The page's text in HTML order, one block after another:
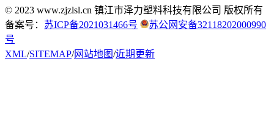
© 2023 www.zjzlsl.cn 镇江市泽力塑料科技有限公司 版权所有
备案号： 苏ICP备2021031466号
苏公网安备32118202000990
号
XML/SITEMAP/网站地图/近期更新